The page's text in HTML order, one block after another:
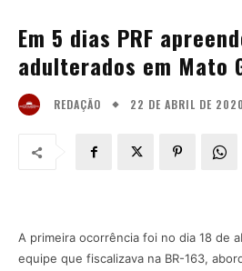
Em 5 dias PRF
adulterados em Mato
REDAÇÃO 22 DE ABRIL DE 2020
A primeira ocorrência foi no dia 18 de
equipe que fiscalizava na BR-163,